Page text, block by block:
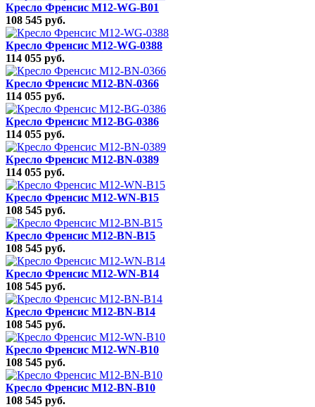
Кресло Френсис M12-WG-B01
108 545 руб.
Кресло Френсис M12-WG-0388
114 055 руб.
Кресло Френсис M12-BN-0366
114 055 руб.
Кресло Френсис M12-BG-0386
114 055 руб.
Кресло Френсис M12-BN-0389
114 055 руб.
Кресло Френсис M12-WN-B15
108 545 руб.
Кресло Френсис M12-BN-B15
108 545 руб.
Кресло Френсис M12-WN-B14
108 545 руб.
Кресло Френсис M12-BN-B14
108 545 руб.
Кресло Френсис M12-WN-B10
108 545 руб.
Кресло Френсис M12-BN-B10
108 545 руб.